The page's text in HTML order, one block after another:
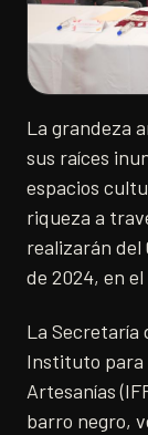
La grandeza
sus raíces
espacios
riqueza a
realizarán del
de 2024, en
La Secretaría
Instituto para
Artesanías
barro negro,